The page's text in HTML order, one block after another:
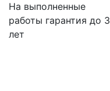
На выполненные
работы гарантия до 3
лет